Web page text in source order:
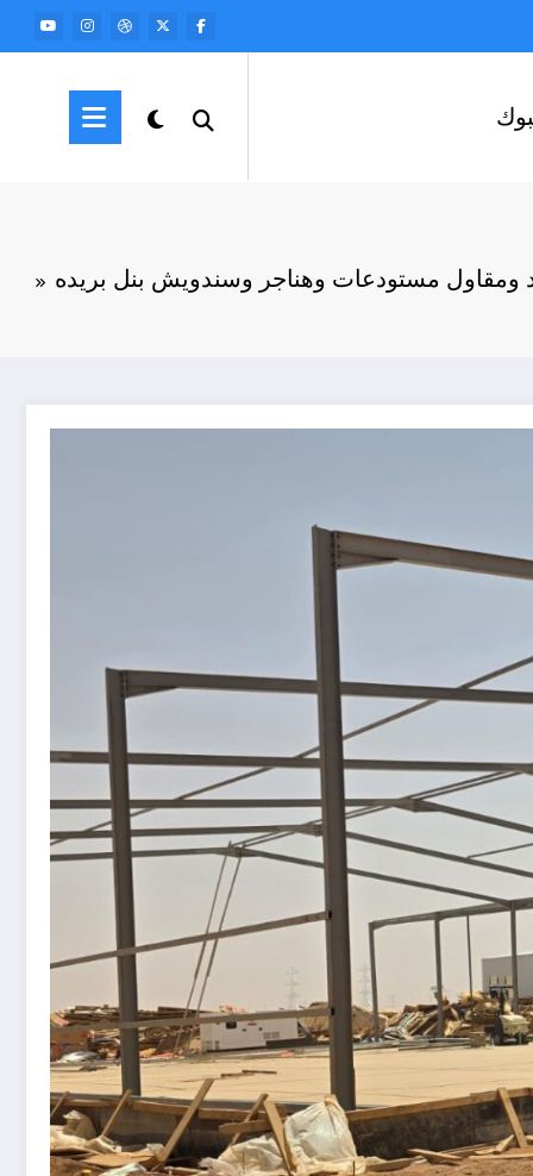
ومقاول مستودعات وهناجر وسندويش بنل بريده